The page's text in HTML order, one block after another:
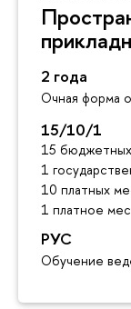
2 года
Очная форма
15/10/1
15
1
10 платных
1 платное
РУС
Обучение